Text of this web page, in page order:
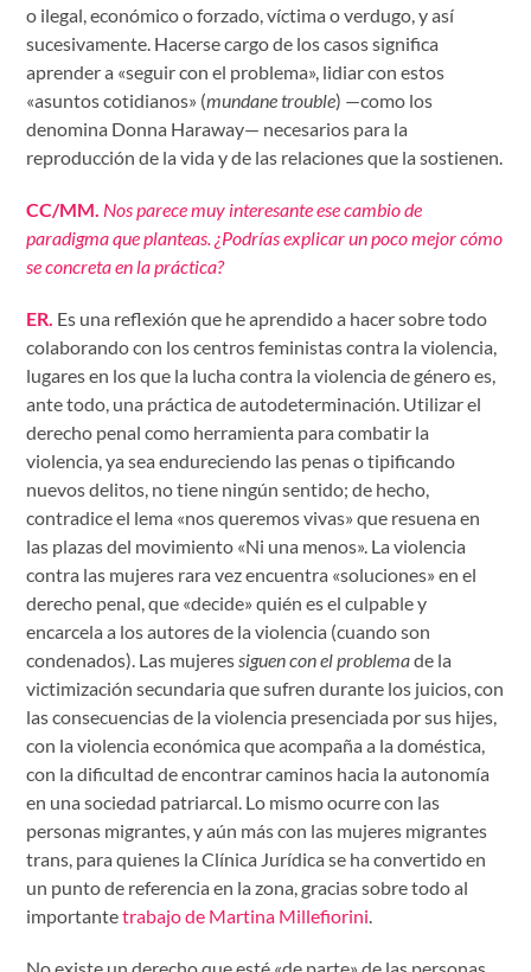
o ilegal, económico o forzado, víctima o verdugo, y así
sucesivamente. Hacerse cargo de los casos significa
aprender a «seguir con el problema», lidiar con estos
«asuntos cotidianos» (mundane trouble) —como los
denomina Donna Haraway— necesarios para la
reproducción de la vida y de las relaciones que la sostienen.
CC/MM. Nos parece muy interesante ese cambio de
paradigma que planteas. ¿Podrías explicar un poco mejor cómo
se concreta en la práctica?
ER. Es una reflexión que he aprendido a hacer sobre todo
colaborando con los centros feministas contra la violencia,
lugares en los que la lucha contra la violencia de género es,
ante todo, una práctica de autodeterminación. Utilizar el
derecho penal como herramienta para combatir la
violencia, ya sea endureciendo las penas o tipificando
nuevos delitos, no tiene ningún sentido; de hecho,
contradice el lema «nos queremos vivas» que resuena en
las plazas del movimiento «Ni una menos». La violencia
contra las mujeres rara vez encuentra «soluciones» en el
derecho penal, que «decide» quién es el culpable y
encarcela a los autores de la violencia (cuando son
condenados). Las mujeressiguen con el problemade la
victimización secundaria que sufren durante los juicios, con
las consecuencias de la violencia presenciada por sus hijes,
con la violencia económica que acompaña a la doméstica,
con la dificultad de encontrar caminos hacia la autonomía
en una sociedad patriarcal. Lo mismo ocurre con las
personas migrantes, y aún más con las mujeres migrantes
trans, para quienes la Clínica Jurídica se ha convertido en
un punto de referencia en la zona, gracias sobre todo al
importantetrabajo de Martina Millefiorini.